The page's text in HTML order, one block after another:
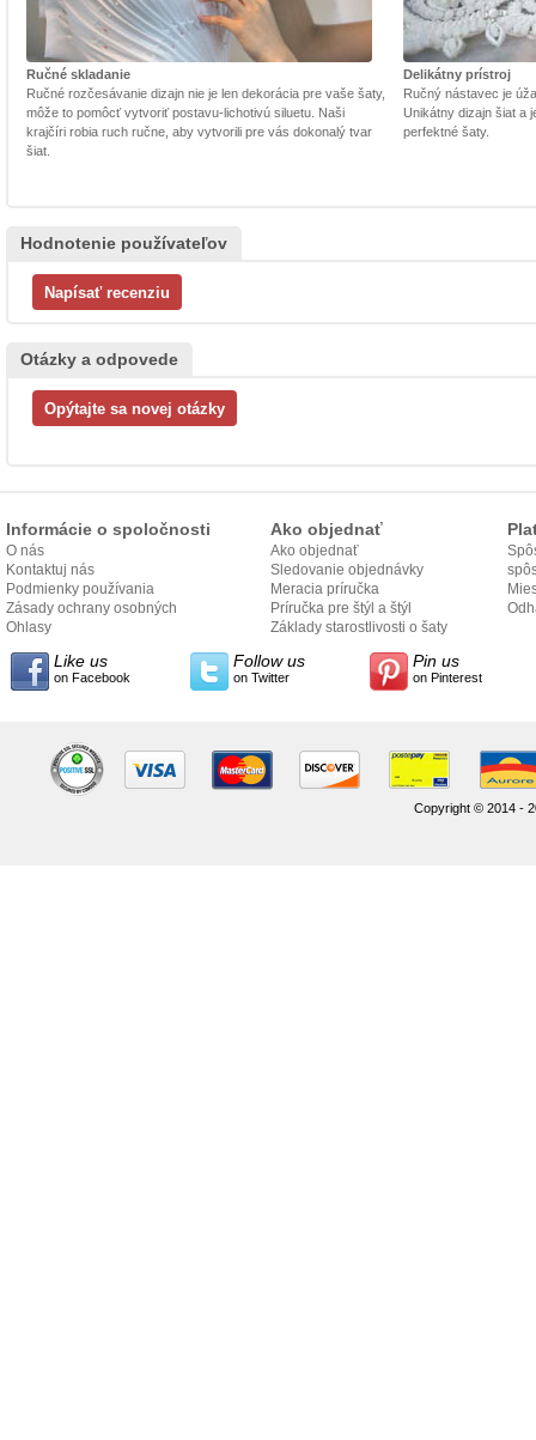
Ručné skladanie
Ručné rozčesávanie dizajn nie je len dekorácia pre vaše šaty,
môže to pomôcť vytvoriť postavu-lichotivú siluetu. Naši
krajčíri robia ruch ručne, aby vytvorili pre vás dokonalý tvar
šiat.
Delikátny prístroj
Ručný nástavec je
Unikátny dizajn šiat a
perfektné šaty.
Hodnotenie používateľov
Otázky a odpovede
Informácie o spoločnosti
O nás
Kontaktuj nás
Podmienky používania
Zásady ochrany osobných
údajov
Ohlasy
Ako objednať
Ako objednať
Sledovanie objednávky
Meracia príručka
Príručka pre štýl a štýl
Základy starostlivosti o šaty
Like us
on Facebook
Follow us
on Twitter
Pin us
on Pinterest
Copyright © 2014 -